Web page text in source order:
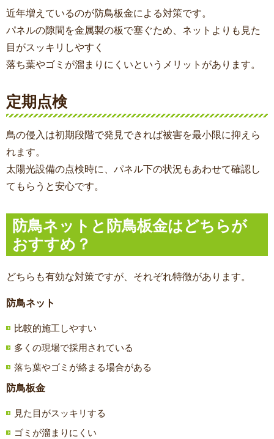
近年増えているのが防鳥板金による対策です。
パネルの隙間を金属製の板で塞ぐため、ネットよりも見た
目がスッキリしやすく
落ち葉やゴミが溜まりにくいというメリットがあります。
定期点検
鳥の侵入は初期段階で発見できれば被害を最小限に抑えら
れます。
太陽光設備の点検時に、パネル下の状況もあわせて確認し
てもらうと安心です。
防鳥ネットと防鳥板金はどちらが
おすすめ？
どちらも有効な対策ですが、それぞれ特徴があります。
防鳥ネット
比較的施工しやすい
多くの現場で採用されている
落ち葉やゴミが絡まる場合がある
防鳥板金
見た目がスッキリする
ゴミが溜まりにくい